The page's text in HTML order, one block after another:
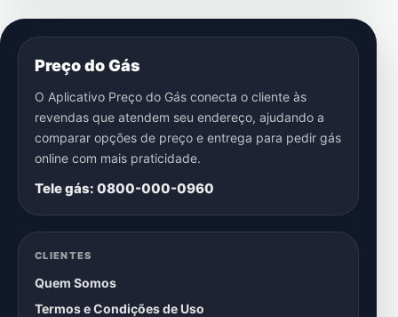
Preço do Gás
O Aplicativo Preço do Gás conecta o cliente às
revendas que atendem seu endereço, ajudando a
comparar opções de preço e entrega para pedir gás
online com mais praticidade.
Tele gás: 0800-000-0960
CLIENTES
Quem Somos
Termos e Condições de Uso